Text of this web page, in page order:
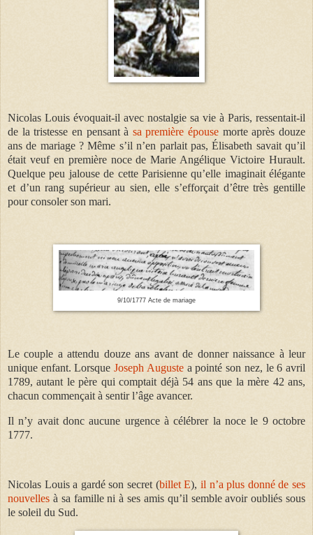
Nicolas Louis évoquait-il avec nostalgie sa vie à Paris, ressentait-il
de la tristesse en pensant à sa première épouse morte après douze
ans de mariage ? Même s’il n’en parlait pas, Élisabeth savait qu’il
était veuf en première noce de Marie Angélique Victoire Hurault.
Quelque peu jalouse de cette Parisienne qu’elle imaginait élégante
et d’un rang supérieur au sien, elle s’efforçait d’être très gentille
pour consoler son mari.
9/10/1777 Acte de mariage
Le couple a attendu douze ans avant de donner naissance à leur
unique enfant. LorsqueJoseph Augustea pointé son nez, le 6 avril
1789, autant le père qui comptait déjà 54 ans que la mère 42 ans,
chacun commençait à sentir l’âge avancer.
Il n’y avait donc aucune urgence à célébrer la noce le 9 octobre
1777.
Nicolas Louis a gardé son secret (billet E), il n’a plus donné de ses
nouvelles à sa famille ni à ses amis qu’il semble avoir oubliés sous
le soleil du Sud.